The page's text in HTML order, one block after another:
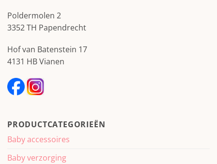
Poldermolen 2
3352 TH Papendrecht
Hof van Batenstein 17
4131 HB Vianen
PRODUCTCATEGORIEËN
Baby accessoires
Baby verzorging